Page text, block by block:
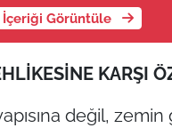
İçeriği Görüntüle
KARŞI
değil,